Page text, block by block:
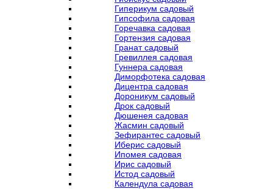
Гиперикум садовый
Гипсофила садовая
Горечавка садовая
Гортензия садовая
Гранат садовый
Гревиллея садовая
Гуннера садовая
Диморфотека садовая
Дицентра садовая
Дороникум садовый
Дрок садовый
Дюшенея садовая
Жасмин садовый
Зефирантес садовый
Иберис садовый
Ипомея садовая
Ирис садовый
Истод садовый
Календула садовая